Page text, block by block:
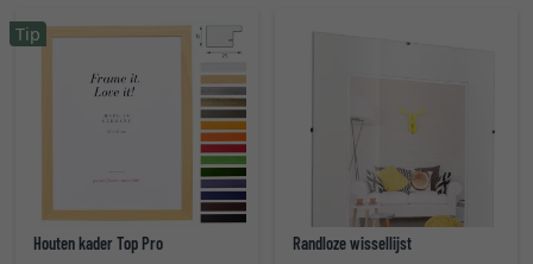
Houten kader Top Pro
Tip
Randloze wissellijst